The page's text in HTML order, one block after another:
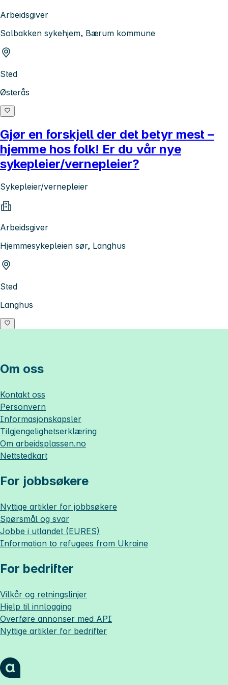
Arbeidsgiver
Solbakken sykehjem, Bærum kommune
Sted
Østerås
Gjør en forskjell der det betyr mest –
hjemme hos folk! Er du vår nye
sykepleier/vernepleier?
Sykepleier/vernepleier
Arbeidsgiver
Hjemmesykepleien sør, Langhus
Sted
Langhus
Om oss
Kontakt oss
Personvern
Informasjonskapsler
Tilgjengelighetserklæring
Om arbeidsplassen.no
Nettstedkart
For jobbsøkere
Nyttige artikler for jobbsøkere
Spørsmål og svar
Jobbe i utlandet (EURES)
Information to refugees from Ukraine
For bedrifter
Vilkår og retningslinjer
Hjelp til innlogging
Overføre annonser med API
Nyttige artikler for bedrifter